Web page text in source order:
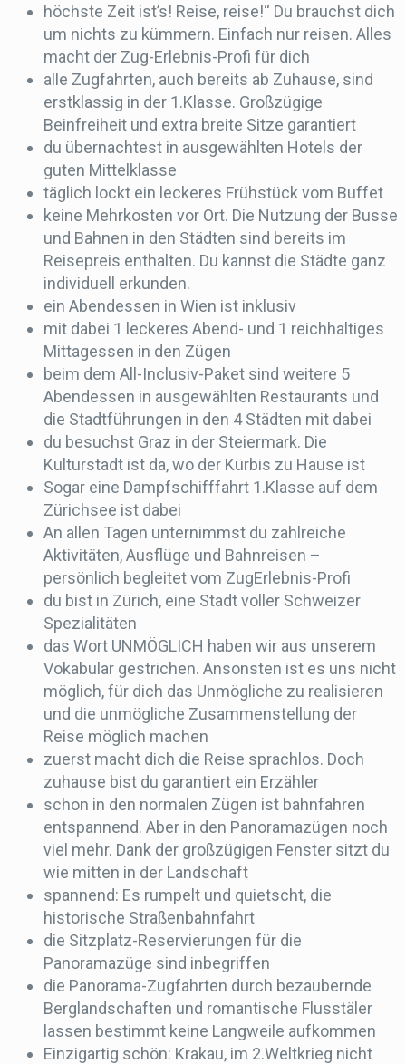
höchste Zeit ist’s! Reise, reise!“ Du brauchst dich
um nichts zu kümmern. Einfach nur reisen. Alles
macht der Zug-Erlebnis-Profi für dich
alle Zugfahrten, auch bereits ab Zuhause, sind
erstklassig in der 1.Klasse. Großzügige
Beinfreiheit und extra breite Sitze garantiert
du übernachtest in ausgewählten Hotels der
guten Mittelklasse
täglich lockt ein leckeres Frühstück vom Buffet
keine Mehrkosten vor Ort. Die Nutzung der Busse
und Bahnen in den Städten sind bereits im
Reisepreis enthalten. Du kannst die Städte ganz
individuell erkunden.
ein Abendessen in Wien ist inklusiv
mit dabei 1 leckeres Abend- und 1 reichhaltiges
Mittagessen in den Zügen
beim dem All-Inclusiv-Paket sind weitere 5
Abendessen in ausgewählten Restaurants und
die Stadtführungen in den 4 Städten mit dabei
du besuchst Graz in der Steiermark. Die
Kulturstadt ist da, wo der Kürbis zu Hause ist
Sogar eine Dampfschifffahrt 1.Klasse auf dem
Zürichsee ist dabei
An allen Tagen unternimmst du zahlreiche
Aktivitäten, Ausflüge und Bahnreisen –
persönlich begleitet vom ZugErlebnis-Profi
du bist in Zürich, eine Stadt voller Schweizer
Spezialitäten
das Wort UNMÖGLICH haben wir aus unserem
Vokabular gestrichen. Ansonsten ist es uns nicht
möglich, für dich das Unmögliche zu realisieren
und die unmögliche Zusammenstellung der
Reise möglich machen
zuerst macht dich die Reise sprachlos. Doch
zuhause bist du garantiert ein Erzähler
schon in den normalen Zügen ist bahnfahren
entspannend. Aber in den Panoramazügen noch
viel mehr. Dank der großzügigen Fenster sitzt du
wie mitten in der Landschaft
spannend: Es rumpelt und quietscht, die
historische Straßenbahnfahrt
die Sitzplatz-Reservierungen für die
Panoramazüge sind inbegriffen
die Panorama-Zugfahrten durch bezaubernde
Berglandschaften und romantische Flusstäler
lassen bestimmt keine Langweile aufkommen
Einzigartig schön: Krakau, im 2.Weltkrieg nicht